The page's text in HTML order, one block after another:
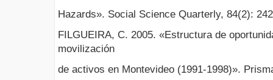
Hazards». Social Science Quarterly, 84(2):
FILGUEIRA, C. 2005. «Estructura de
movilización
de activos en Montevideo (1991-1998)».